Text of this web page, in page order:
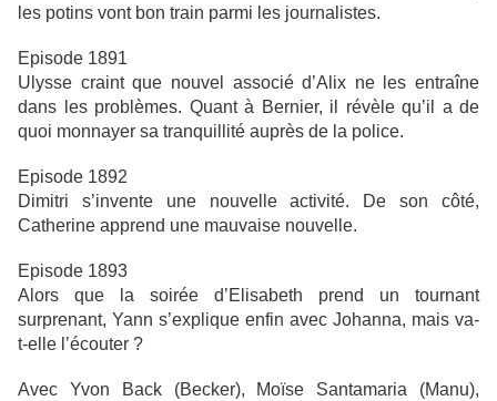
les potins vont bon train parmi les journalistes.
Episode 1891
Ulysse craint que nouvel associé d’Alix ne les entraîne
dans les problèmes. Quant à Bernier, il révèle qu’il a de
quoi monnayer sa tranquillité auprès de la police.
Episode 1892
Dimitri s’invente une nouvelle activité. De son côté,
Catherine apprend une mauvaise nouvelle.
Episode 1893
Alors que la soirée d’Elisabeth prend un tournant
surprenant, Yann s’explique enfin avec Johanna, mais va-
t-elle l’écouter ?
Avec Yvon Back (Becker), Moïse Santamaria (Manu),